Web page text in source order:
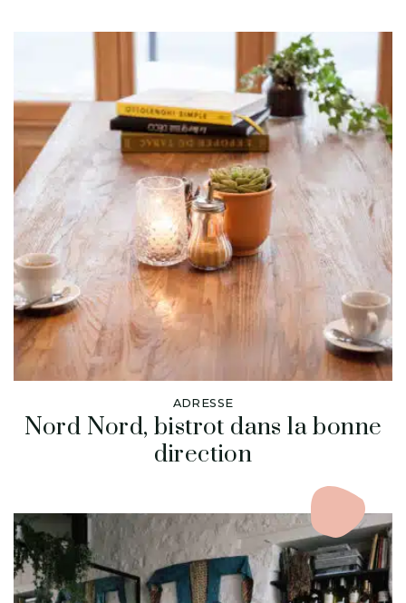
ADRESSE
Nord Nord, bistrot dans la bonne
direction